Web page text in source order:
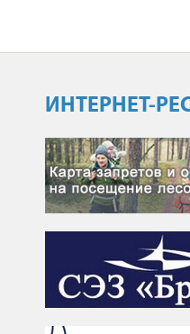
ИНТЕРНЕТ-